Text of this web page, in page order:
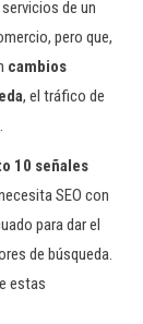
de un
pero que,
cambios
, el tráfico de
10 señales
SEO con
para dar el
de búsqueda.
estas